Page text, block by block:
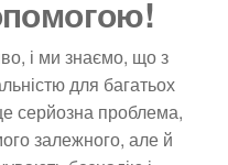
і ми знаємо, що з
для багатьох
серйозна проблема,
залежного, але й